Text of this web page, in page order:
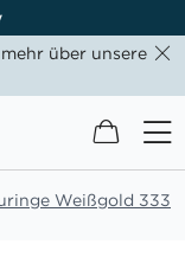
über unsere
Mein
Weißgold 333